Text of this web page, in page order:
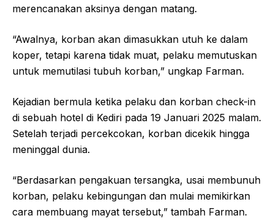
merencanakan aksinya dengan matang.
“Awalnya, korban akan dimasukkan utuh ke dalam
koper, tetapi karena tidak muat, pelaku memutuskan
untuk memutilasi tubuh korban,” ungkap Farman.
Kejadian bermula ketika pelaku dan korban check-in
di sebuah hotel di Kediri pada 19 Januari 2025 malam.
Setelah terjadi percekcokan, korban dicekik hingga
meninggal dunia.
“Berdasarkan pengakuan tersangka, usai membunuh
korban, pelaku kebingungan dan mulai memikirkan
cara membuang mayat tersebut,” tambah Farman.